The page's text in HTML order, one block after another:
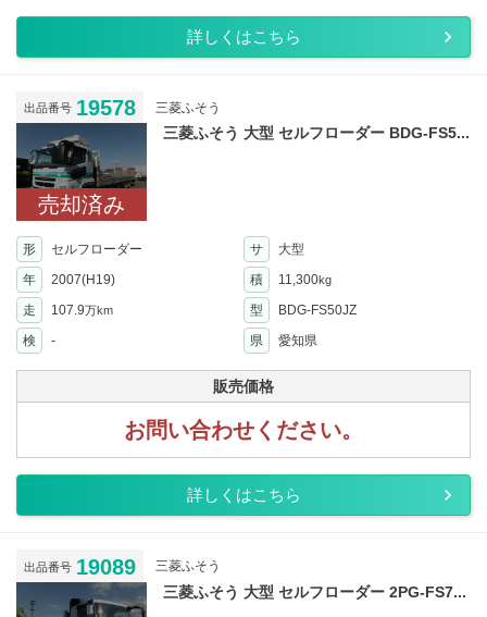
詳しくはこちら
出品番号 19578 三菱ふそう
売却済み
三菱ふそう 大型 セルフローダー BDG-FS5...
形 セルフローダー サ
大型
年
2007(H19) 積 11,300kg
走 107.9万km 型
BDG-FS50JZ
検
- 県 愛知県
販売価格
お問い合わせください。
詳しくはこちら
出品番号 19089 三菱ふそう
三菱ふそう 大型 セルフローダー 2PG-FS7...